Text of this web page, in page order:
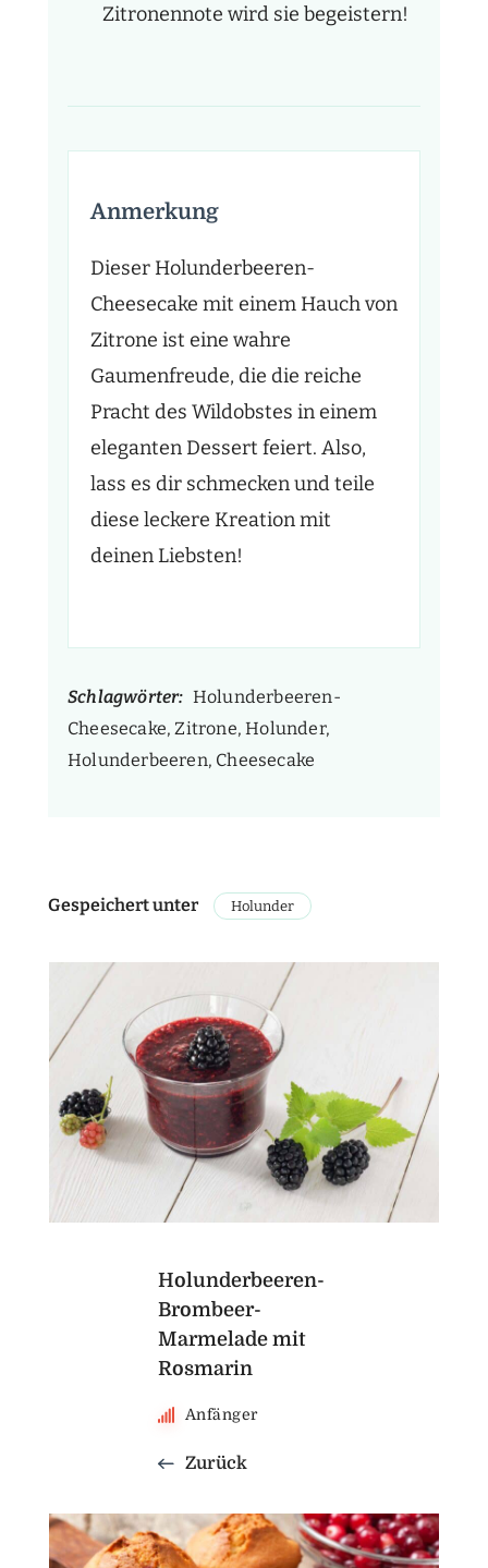
Zitronennote wird sie begeistern!
Anmerkung
Dieser Holunderbeeren-
Cheesecake mit einem Hauch von
Zitrone ist eine wahre
Gaumenfreude, die die reiche
Pracht des Wildobstes in einem
eleganten Dessert feiert. Also,
lass es dir schmecken und teile
diese leckere Kreation mit
deinen Liebsten!
Schlagwörter: Holunderbeeren-
Cheesecake, Zitrone, Holunder,
Holunderbeeren, Cheesecake
Gespeichert unter Holunder
Holunderbeeren-
Brombeer-
Marmelade mit
Rosmarin
Anfänger
Zurück